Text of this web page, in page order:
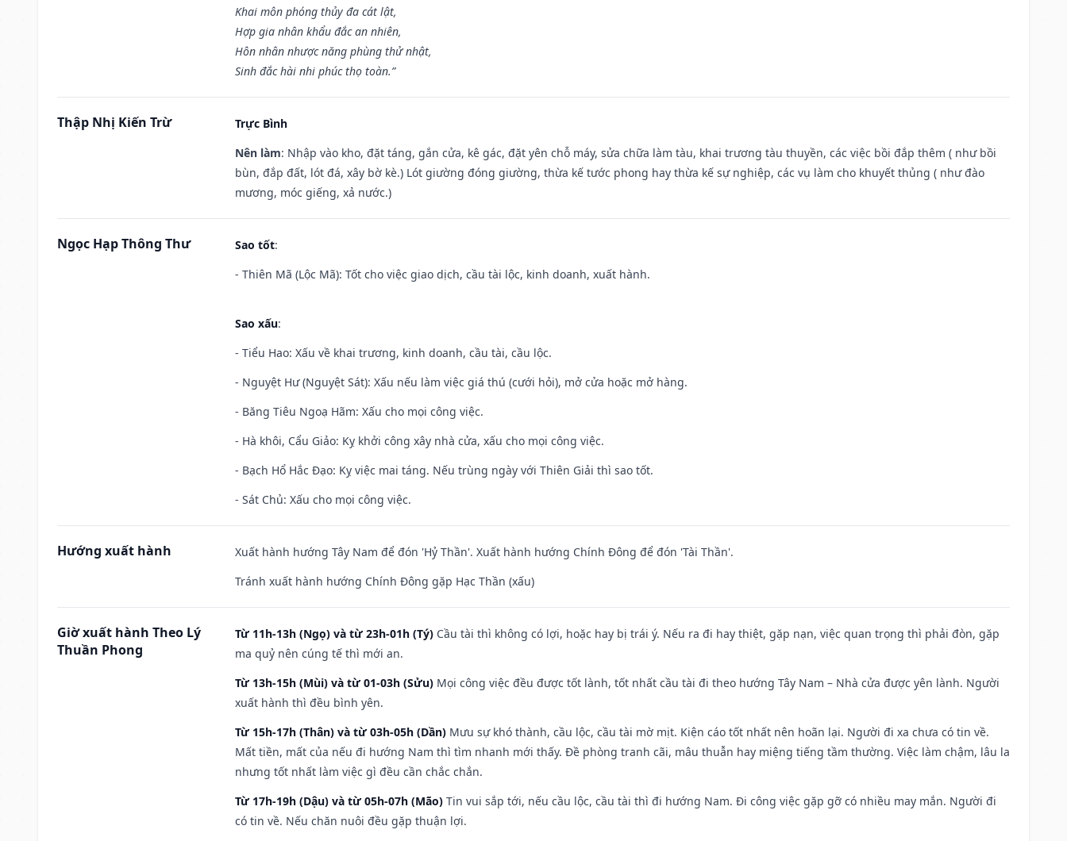
Khai môn phóng thủy đa cát lật,
Hợp gia nhân khẩu đắc an nhiên,
Hôn nhân nhược năng phùng thử nhật,
Sinh đắc hài nhi phúc thọ toàn.”
Thập Nhị Kiến Trừ
Trực Bình
Nên làm: Nhập vào kho, đặt táng, gắn cửa, kê gác, đặt yên chỗ máy, sửa chữa làm tàu, khai trương tàu thuyền, các việc bồi đắp thêm ( như bồi
bùn, đắp đất, lót đá, xây bờ kè.) Lót giường đóng giường, thừa kế tước phong hay thừa kế sự nghiệp, các vụ làm cho khuyết thủng ( như đào
mương, móc giếng, xả nước.)
Ngọc Hạp Thông Thư Sao tốt:
- Thiên Mã (Lộc Mã): Tốt cho việc giao dịch, cầu tài lộc, kinh doanh, xuất hành.
Sao xấu:
- Tiểu Hao: Xấu về khai trương, kinh doanh, cầu tài, cầu lộc.
- Nguyệt Hư (Nguyệt Sát): Xấu nếu làm việc giá thú (cưới hỏi), mở cửa hoặc mở hàng.
- Băng Tiêu Ngoạ Hãm: Xấu cho mọi công việc.
- Hà khôi, Cẩu Giảo: Kỵ khởi công xây nhà cửa, xấu cho mọi công việc.
- Bạch Hổ Hắc Đạo: Kỵ việc mai táng. Nếu trùng ngày với Thiên Giải thì sao tốt.
- Sát Chủ: Xấu cho mọi công việc.
Hướng xuất hành
Xuất hành hướng Tây Nam để đón 'Hỷ Thần'. Xuất hành hướng Chính Đông để đón 'Tài Thần'.
Tránh xuất hành hướng Chính Đông gặp Hạc Thần (xấu)
Giờ xuất hành Theo Lý
Thuần Phong
Từ 11h-13h (Ngọ) và từ 23h-01h (Tý) Cầu tài thì không có lợi, hoặc hay bị trái ý. Nếu ra đi hay thiệt, gặp nạn, việc quan trọng thì phải đòn, gặp
ma quỷ nên cúng tế thì mới an.
Từ 13h-15h (Mùi) và từ 01-03h (Sửu) Mọi công việc đều được tốt lành, tốt nhất cầu tài đi theo hướng Tây Nam – Nhà cửa được yên lành. Người
xuất hành thì đều bình yên.
Từ 15h-17h (Thân) và từ 03h-05h (Dần) Mưu sự khó thành, cầu lộc, cầu tài mờ mịt. Kiện cáo tốt nhất nên hoãn lại. Người đi xa chưa có tin về.
Mất tiền, mất của nếu đi hướng Nam thì tìm nhanh mới thấy. Đề phòng tranh cãi, mâu thuẫn hay miệng tiếng tầm thường. Việc làm chậm, lâu la
nhưng tốt nhất làm việc gì đều cần chắc chắn.
Từ 17h-19h (Dậu) và từ 05h-07h (Mão) Tin vui sắp tới, nếu cầu lộc, cầu tài thì đi hướng Nam. Đi công việc gặp gỡ có nhiều may mắn. Người đi
có tin về. Nếu chăn nuôi đều gặp thuận lợi.